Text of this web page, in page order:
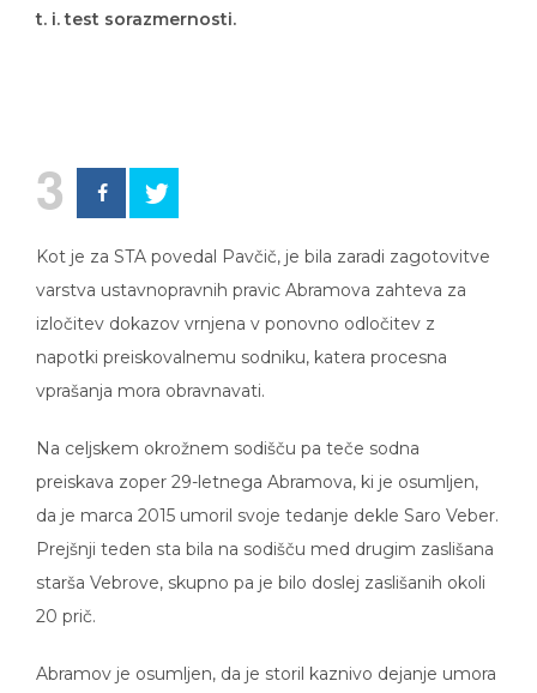
t. i. test sorazmernosti.
3
Kot je za STA povedal Pavčič, je bila zaradi zagotovitve
varstva ustavnopravnih pravic Abramova zahteva za
izločitev dokazov vrnjena v ponovno odločitev z
napotki preiskovalnemu sodniku, katera procesna
vprašanja mora obravnavati.
Na celjskem okrožnem sodišču pa teče sodna
preiskava zoper 29-letnega Abramova, ki je osumljen,
da je marca 2015 umoril svoje tedanje dekle Saro Veber.
Prejšnji teden sta bila na sodišču med drugim zaslišana
starša Vebrove, skupno pa je bilo doslej zaslišanih okoli
20 prič.
Abramov je osumljen, da je storil kaznivo dejanje umora